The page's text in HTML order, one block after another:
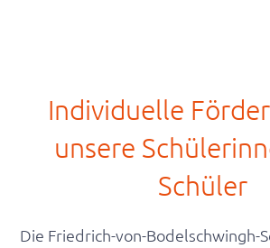
Individuelle
unsere
Schüler
Die Friedrich-von-Bodelschwingh-